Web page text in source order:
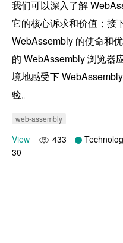
我们可以深入了解
它的核心诉求和价值；接
WebAssembly 的使命和
的 WebAssembly 浏览器
境地感受下
验。
web-assembly
View 433
30